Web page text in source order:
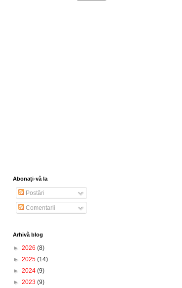
Abonați-vă la
Postări
Comentarii
Arhivă blog
► 2026 (8)
► 2025 (14)
► 2024 (9)
► 2023 (9)